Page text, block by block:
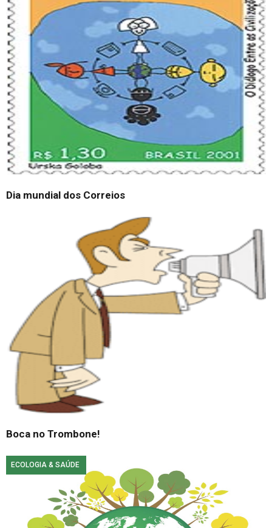
Dia mundial dos Correios
Boca no Trombone!
ECOLOGIA & SAÚDE